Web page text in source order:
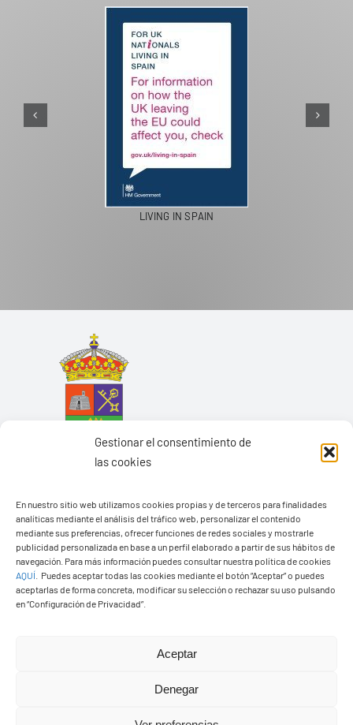
Gestionar el consentimiento de
las cookies
En nuestro sitio web utilizamos cookies propias y de terceros para finalidades
analíticas mediante el análisis del tráfico web, personalizar el contenido
mediante sus preferencias, ofrecer funciones de redes sociales y mostrarle
publicidad personalizada en base a un perfil elaborado a partir de sus hábitos de
navegación. Para más información puedes consultar nuestra política de cookies
AQUÍ
Puedes aceptar todas las cookies mediante el botón “Aceptar” o puedes
aceptarlas de forma concreta, modificar su selección o rechazar su uso pulsando
en “Configuración de Privacidad”.
Aceptar
Denegar
PASEOS EN CAMELLO
Ayuntamiento de Yaiza
Pza. de Los Remedios, 1
35570 – Yaiza
Tel:928 83 62 20